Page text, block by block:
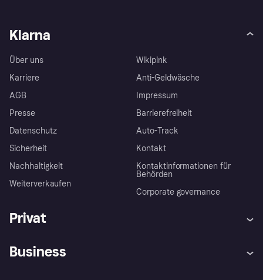
Klarna
Über uns
Karriere
AGB
Presse
Datenschutz
Sicherheit
Nachhaltigkeit
Weiterverkaufen
Wikipink
Anti-Geldwäsche
Impressum
Barrierefreiheit
Auto-Track
Kontakt
Kontaktinformationen für
Behörden
Corporate governance
Privat
Business